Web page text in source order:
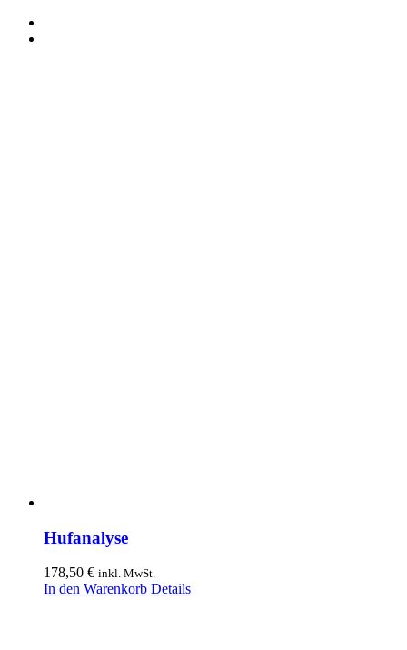
Hufanalyse
178,50 € inkl. MwSt.
In den Warenkorb Details